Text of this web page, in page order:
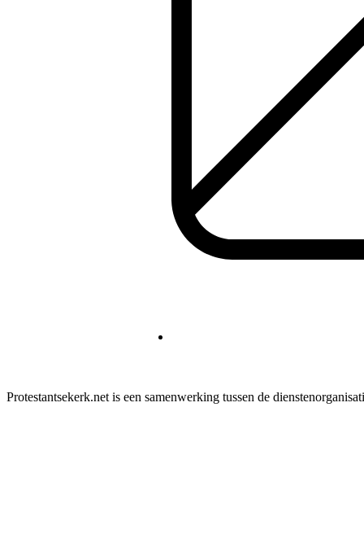
Protestantsekerk.net is een samenwerking tussen de